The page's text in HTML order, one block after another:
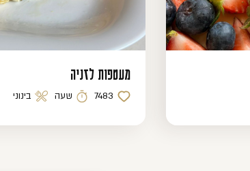
מעטפות לזניה
כמות לייקים
7483 זמן הכנה
שעה רמת קושי
בינוני